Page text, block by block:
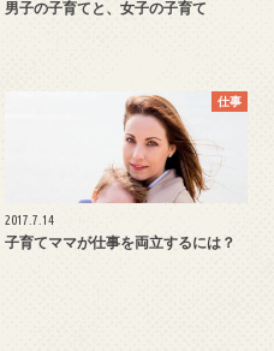
男子の子育てと、女子の子育て
仕事
2017.7.14
子育てママが仕事を両立するには？